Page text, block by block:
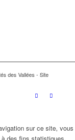
des Vallées - Site
sur ce site, vous